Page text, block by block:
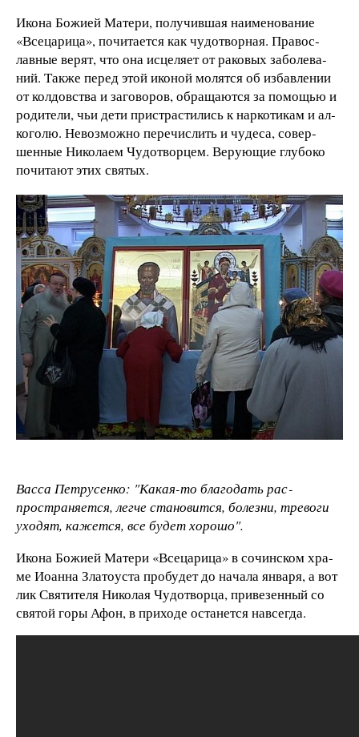
Ико­на Божи­ей Ма­те­ри, по­лу­чив­шая на­име­но­ва­ние
«Все­ца­ри­ца», по­чи­та­ет­ся как чу­дот­ворная. Пра­вос­
лавные ве­рят, что она ис­це­ля­ет от ра­ко­вых забо­ле­ва­
ний. Так­же пе­ред этой ико­ной мо­лят­ся об из­бавле­нии
от кол­довс­тва и за­го­во­ров, об­ра­ща­ют­ся за по­мощью и
ро­ди­те­ли, чьи де­ти пристрасти­лись к нар­ко­ти­кам и ал­
ко­го­лю. Не­воз­можно пе­ре­чис­лить и чу­де­са, со­вер­
шенные Ни­ко­ла­ем Чу­дот­ворцем. Ве­ру­ющие глу­бо­ко
по­чи­та­ют этих свя­тых.
Вас­са Пет­ру­сен­ко: "Ка­кая-то бла­го­дать рас­
простра­ня­ет­ся, лег­че ста­но­вит­ся, бо­лез­ни, тре­во­ги
ухо­дят, ка­жет­ся, все бу­дет хо­ро­шо".
Ико­на Божи­ей Ма­те­ри «Все­ца­ри­ца» в со­чин­ском хра­
ме И­оан­на Зла­то­ус­та про­бу­дет до на­ча­ла ян­ва­ря, а вот
лик Свя­ти­те­ля Ни­ко­лая Чу­дот­ворца, при­ве­зен­ный со
свя­той го­ры Афон, в при­хо­де ос­та­нет­ся нав­сегда.